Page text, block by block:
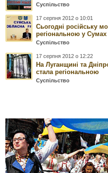
Суспільство
17 серпня 2012 о 10:01
Сьогодні російську
регіональною у Сумах
Суспільство
17 серпня 2012 о 12:22
На Луганщині та
стала регіональною
Суспільство